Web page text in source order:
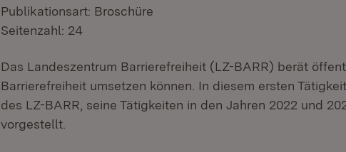
Publikationsart: Broschüre
Seitenzahl: 24
Das Landeszentrum Barrierefreiheit (LZ-BARR) berät
Barrierefreiheit umsetzen können. In diesem ersten
des LZ-BARR, seine Tätigkeiten in den Jahren 2022 und
vorgestellt.